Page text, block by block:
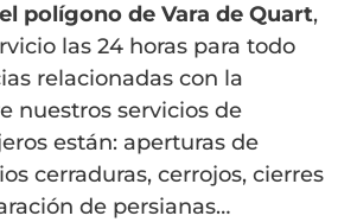
polígono de Vara de Quart,
las 24 horas para todo
relacionadas con la
nuestros servicios de
están: aperturas de
cerraduras, cerrojos, cierres
de persianas…